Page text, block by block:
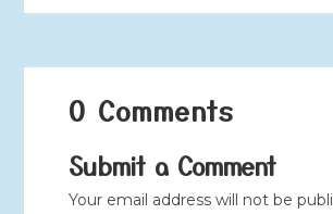
0 Comments
Submit a Comment
Your email address will not be